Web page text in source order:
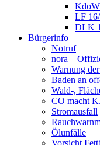
LF
DLK
Bürgerinfo
Notruf
nora –
Warnung
Baden an
Wald-,
CO macht
Stromausfall
Ölunfälle
Vorsicht